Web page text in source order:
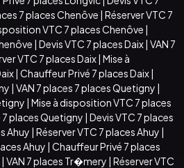
7 places Chenôve | Réserver VTC 7
VTC 7 places Chenôve |
| Devis VTC 7 places Daix| VAN 7
VTC 7 places Daix| Mise à
| Chauffeur Privé 7 places Daix|
| VAN 7 places 7 places Quetigny |
| Mise à disposition VTC 7 places
places Quetigny | Devis VTC 7 places
Ahuy | Réserver VTC 7 places Ahuy |
Ahuy | Chauffeur Privé 7 places
| VAN 7 places Tr�mery | Réserver VTC